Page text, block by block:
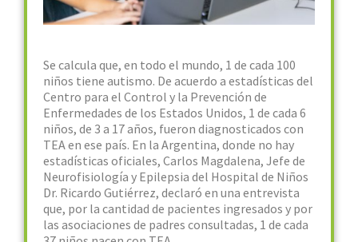
Se calcula que, en todo el mundo, 1 de cada 100
niños tiene autismo. De acuerdo a estadísticas del
Centro para el Control y la Prevención de
Enfermedades de los Estados Unidos, 1 de cada 6
niños, de 3 a 17 años, fueron diagnosticados con
TEA en ese país. En la Argentina, donde no hay
estadísticas oficiales, Carlos Magdalena, Jefe de
Neurofisiología y Epilepsia del Hospital de Niños
Dr. Ricardo Gutiérrez, declaró en una entrevista
que, por la cantidad de pacientes ingresados y por
las asociaciones de padres consultadas, 1 de cada